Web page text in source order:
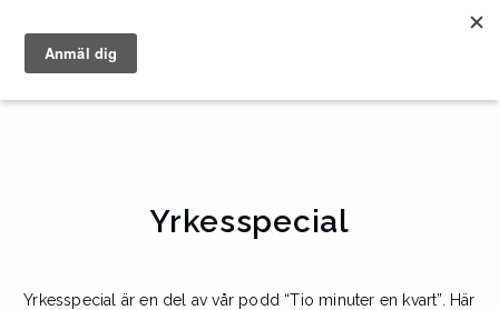
Yrkesspecial
Yrkesspecial är en del av vår podd “Tio minuter en kvart”. Här